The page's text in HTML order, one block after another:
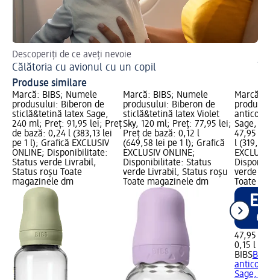
Descoperiți de ce aveți nevoie
Călătoria cu avionul cu un copil
Produse similare
Marcă: BIBS; Numele
produsului: Biberon de
sticlă&tetină latex Sage,
240 ml; Preț: 91,95 lei; Preț
de bază: 0,24 l (383,13 lei
pe 1 l); Grafică EXCLUSIV
ONLINE; Disponibilitate:
Status verde Livrabil,
Status roșu Toate
magazinele dm
Marcă: BIBS; Numele
produsului: Biberon de
sticlă&tetină latex Violet
Sky, 120 ml; Preț: 77,95 lei;
Preț de bază: 0,12 l
(649,58 lei pe 1 l); Grafică
EXCLUSIV ONLINE;
Disponibilitate: Status
verde Livrabil, Status roșu
Toate magazinele dm
Marcă:
Sage,
47,95
l
verde
Toate
47,95 lei
0,15 l
BIBS
Sage,